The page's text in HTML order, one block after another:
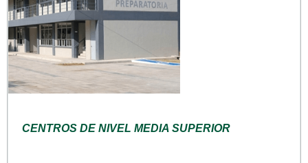
CENTROS DE NIVEL MEDIA SUPERIOR